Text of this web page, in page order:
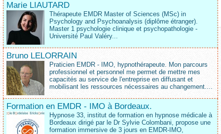
Marie LIAUTARD
Thérapeute EMDR Master of Sciences (MSc) in
Psychology and Psychoanalysis (diplôme étranger).
Master 1 psychologie clinique et psychopathologie -
Université Paul Valéry...
Bruno LELORRAIN
Praticien EMDR - IMO, hypnothérapeute. Mon parcours
professionnel et personnel me permet de mettre mes
capacités au service de l'entreprise en diffusant et
mobilisant les ressources nécessaires au changement....
Formation en EMDR - IMO à Bordeaux.
Hypnose 33, institut de formation en hypnose médicale à
Bordeaux dirigé par le Dr Sylvie Colombani, propose une
formation immersive de 3 jours en EMDR-IMO,